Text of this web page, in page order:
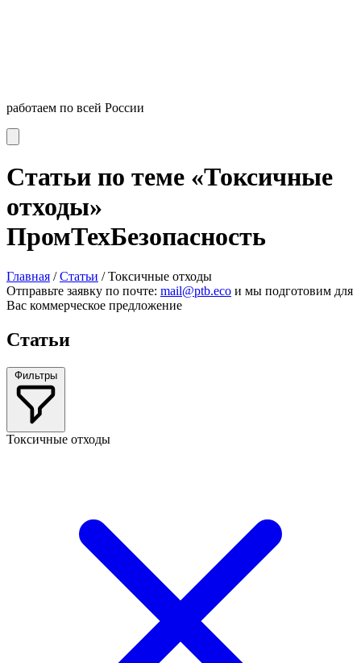
работаем по всей России
Статьи по теме «Токсичные
отходы»
ПромТехБезопасность
Главная /Статьи /Токсичные отходы
Отправьте заявку по почте: mail@ptb.eco и мы подготовим для
Вас коммерческое предложение
Статьи
Фильтры
Токсичные отходы